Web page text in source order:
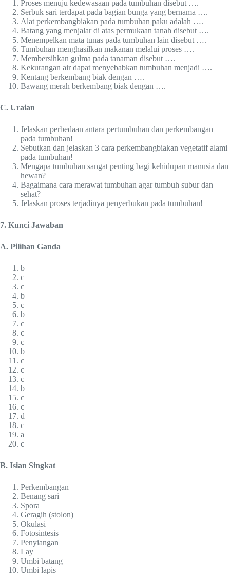
Proses menuju kedewasaan pada tumbuhan disebut ….
Serbuk sari terdapat pada bagian bunga yang bernama ….
Alat perkembangbiakan pada tumbuhan paku adalah ….
Batang yang menjalar di atas permukaan tanah disebut ….
Menempelkan mata tunas pada tumbuhan lain disebut ….
Tumbuhan menghasilkan makanan melalui proses ….
Membersihkan gulma pada tanaman disebut ….
Kekurangan air dapat menyebabkan tumbuhan menjadi ….
Kentang berkembang biak dengan ….
Bawang merah berkembang biak dengan ….
C. Uraian
Jelaskan perbedaan antara pertumbuhan dan perkembangan
pada tumbuhan!
Sebutkan dan jelaskan 3 cara perkembangbiakan vegetatif alami
pada tumbuhan!
Mengapa tumbuhan sangat penting bagi kehidupan manusia dan
hewan?
Bagaimana cara merawat tumbuhan agar tumbuh subur dan
sehat?
Jelaskan proses terjadinya penyerbukan pada tumbuhan!
7. Kunci Jawaban
A. Pilihan Ganda
b
c
c
b
c
b
c
c
c
b
c
c
c
b
c
c
d
c
a
c
B. Isian Singkat
Perkembangan
Benang sari
Spora
Geragih (stolon)
Okulasi
Fotosintesis
Penyiangan
Lay
Umbi batang
Umbi lapis